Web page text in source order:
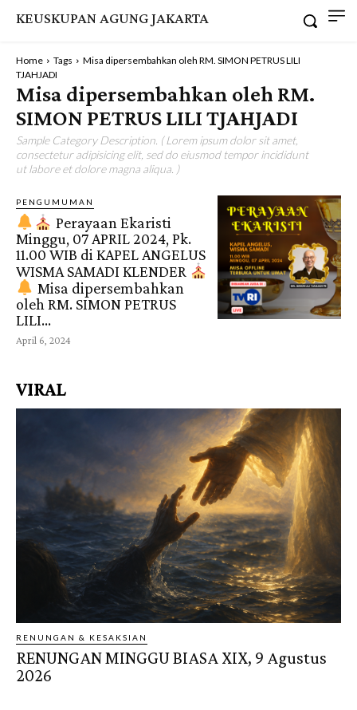
KEUSKUPAN AGUNG JAKARTA
Home Tags
Misa dipersembahkan oleh RM. SIMON PETRUS LILI
TJAHJADI
Misa dipersembahkan oleh RM.
SIMON PETRUS LILI TJAHJADI
Sample Category Description. ( Lorem ipsum dolor sit amet,
consectetur adipisicing elit, sed do eiusmod tempor incididunt
ut labore et dolore magna aliqua. )
PENGUMUMAN
Perayaan Ekaristi
Minggu, 07 APRIL 2024, Pk.
11.00 WIB di KAPEL ANGELUS
WISMA SAMADI KLENDER
Misa dipersembahkan
oleh RM. SIMON PETRUS
LILI...
April 6, 2024
VIRAL
RENUNGAN & KESAKSIAN
RENUNGAN MINGGU BIASA XIX, 9 Agustus
2026